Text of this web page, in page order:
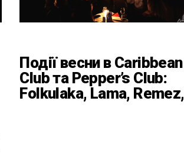
Події весни в Caribbean
Club та Pepper’s Club:
Folkulaka, Lama, Remez,